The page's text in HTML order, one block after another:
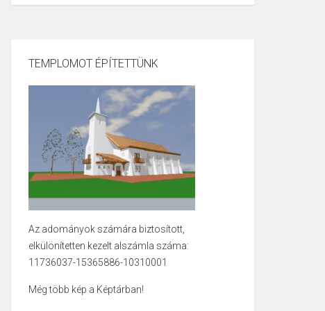
TEMPLOMOT ÉPÍTETTÜNK
Az adományok számára biztosított,
elkülönítetten kezelt alszámla száma:
11736037-15365886-10310001
Még több kép a Képtárban!